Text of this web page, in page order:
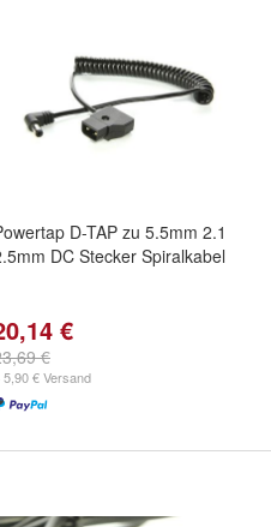
D-TAP zu 5.5mm 2.1
DC Stecker Spiralkabel
€
€
5,90 € Versand